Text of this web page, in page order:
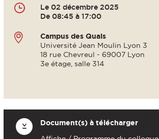
Le 02 décembre 2025
De 08:45 à 17:00
Campus des Quais
Université Jean Moulin Lyon 3
18 rue Chevreul - 69007 Lyon
3e étage, salle 314
Document(s) à télécharger